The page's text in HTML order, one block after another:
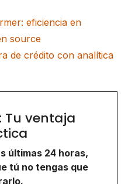
eficiencia en
source
de crédito con analítica
Tu ventaja
últimas 24 horas,
tú no tengas que